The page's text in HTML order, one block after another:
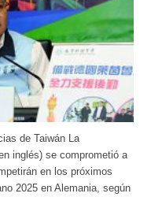
de Taiwán La
inglés) se comprometió a
en los próximos
2025 en Alemania, según